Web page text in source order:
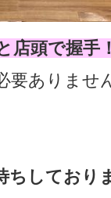
店頭で握手
要ありませ
ちしており